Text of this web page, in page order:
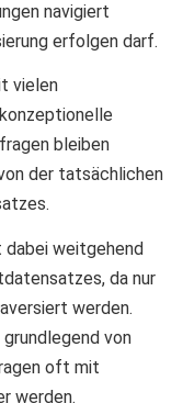
navigiert
erfolgen darf.
vielen
bleiben
der tatsächlichen
weitgehend
da nur
werden.
von
oft mit
werden.